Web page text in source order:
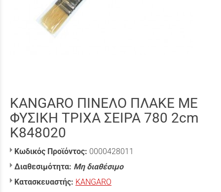
KANGARO ΠΙΝΕΛΟ ΠΛΑΚΕ ΜΕ
ΦΥΣΙΚΗ ΤΡΙΧΑ ΣΕΙΡΑ 780 2cm
K848020
Κωδικός Προϊόντος: 0000428011
Διαθεσιμότητα: Μη διαθέσιμο
Κατασκευαστής: KANGARO